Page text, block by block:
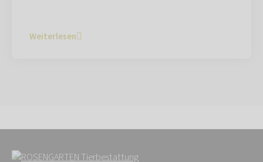
Weiterlesen